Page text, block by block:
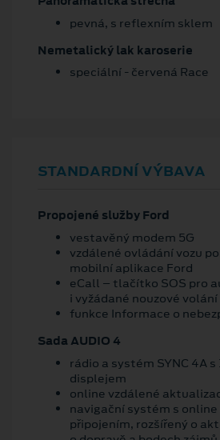
pevná, s reflexním sklem
Nemetalický lak karoserie
speciální - červená Race
STANDARDNÍ VÝBAVA
Propojené služby Ford
vestavěný modem 5G
vzdálené ovládání vozu
mobilní aplikace Ford
eCall – tlačítko SOS pro
i vyžádané nouzové volání
funkce Informace o
Sada AUDIO 4
rádio a systém SYNC 4A
displejem
online vzdálené
navigační systém s
připojením, rozšířený o